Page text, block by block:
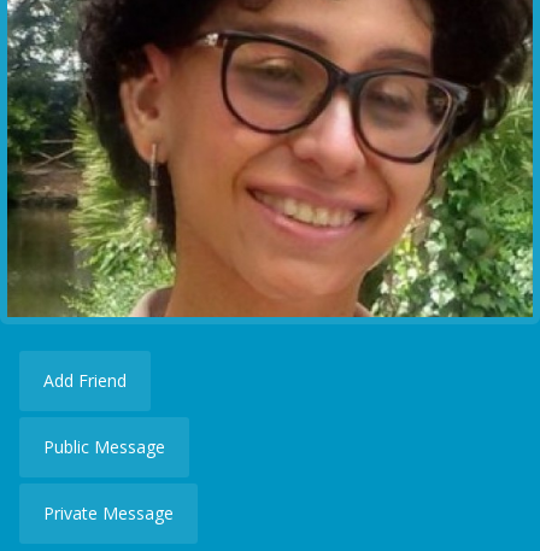
Add Friend
Public Message
Private Message